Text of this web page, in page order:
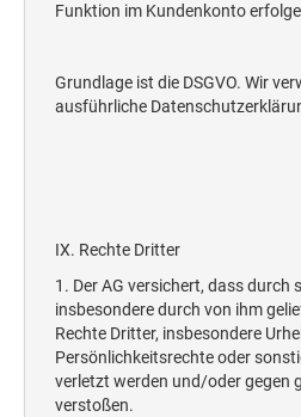
Funktion im Kundenkonto
Grundlage ist die DSGVO. Wir
ausführliche
IX. Rechte Dritter
1. Der AG versichert, dass durch
insbesondere durch von ihm
Rechte Dritter, insbesondere
Persönlichkeitsrechte oder
verletzt werden und/oder gegen
verstoßen.